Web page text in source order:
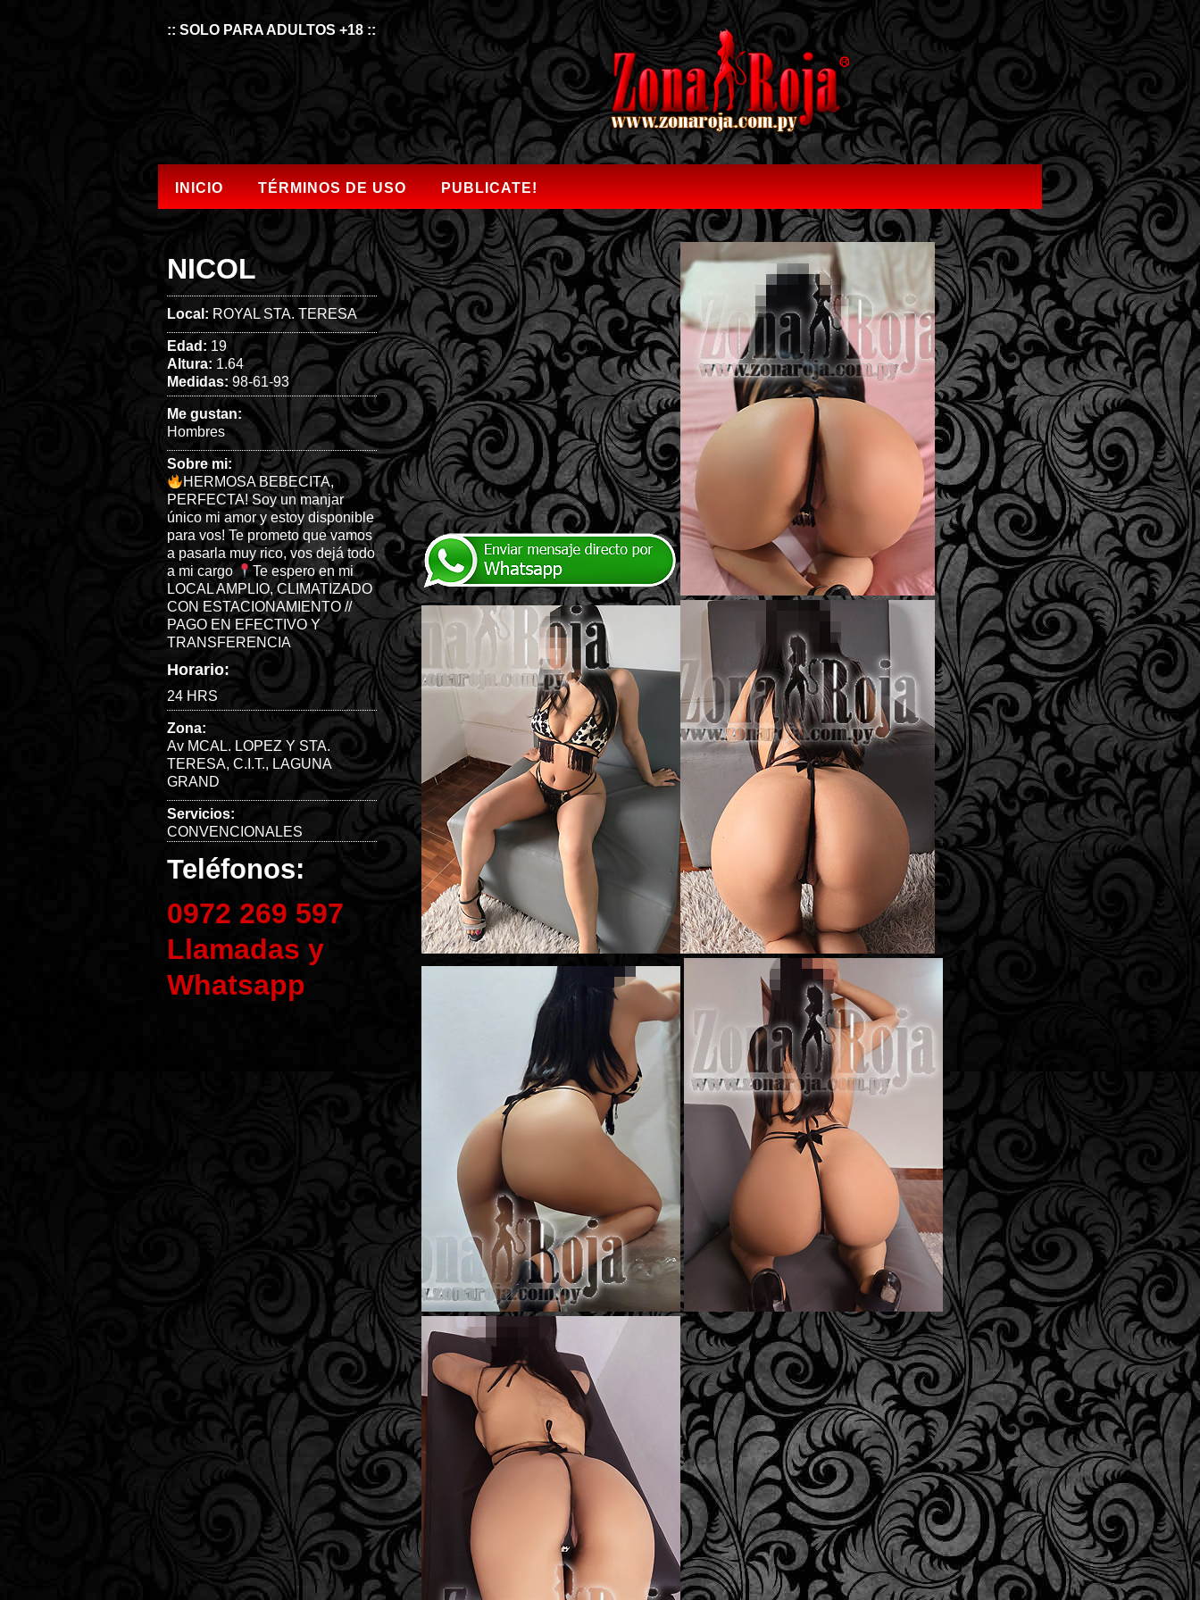
:: SOLO PARA ADULTOS +18 ::
INICIO TÉRMINOS DE USO PUBLICATE!
NICOL
Local: ROYAL STA. TERESA
Edad: 19
Altura: 1.64
Medidas:98-61-93
Me gustan:
Hombres
Sobre mi:
HERMOSA BEBECITA,
PERFECTA! Soy un manjar
único mi amor y estoy disponible
para vos! Te prometo que vamos
a pasarla muy rico, vos dejá todo
a mi cargo
Te espero en mi
LOCAL AMPLIO, CLIMATIZADO
CON ESTACIONAMIENTO //
PAGO EN EFECTIVO Y
TRANSFERENCIA
Horario:
24 HRS
Zona:
Av MCAL. LOPEZ Y STA.
TERESA, C.I.T., LAGUNA
GRAND
Servicios:
CONVENCIONALES
Teléfonos:
0972 269 597
Llamadas y
Whatsapp